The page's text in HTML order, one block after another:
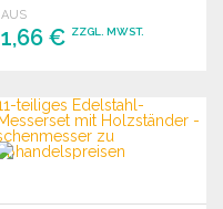
AUS
1,66 € ZZGL. MWST.
Angebot anfordern